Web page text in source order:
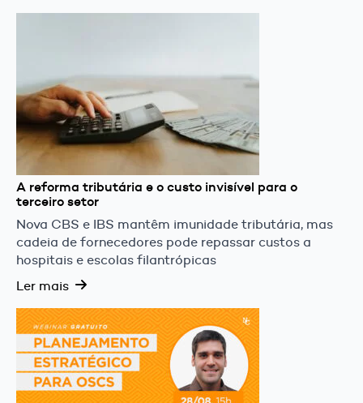
A reforma tributária e o custo invisível para o
terceiro setor
Nova CBS e IBS mantêm imunidade tributária, mas
cadeia de fornecedores pode repassar custos a
hospitais e escolas filantrópicas
Ler mais